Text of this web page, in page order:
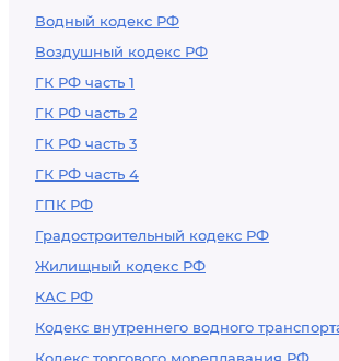
Водный кодекс РФ
Воздушный кодекс РФ
ГК РФ часть 1
ГК РФ часть 2
ГК РФ часть 3
ГК РФ часть 4
ГПК РФ
Градостроительный кодекс РФ
Жилищный кодекс РФ
КАС РФ
Кодекс внутреннего водного